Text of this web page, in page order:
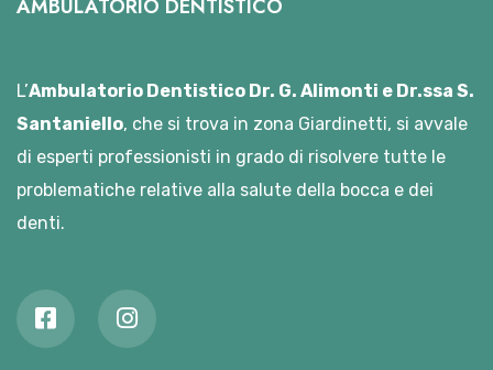
AMBULATORIO DENTISTICO
L’Ambulatorio Dentistico Dr. G. Alimonti e Dr.ssa S.
Santaniello, che si trova in zona Giardinetti, si avvale
di esperti professionisti in grado di risolvere tutte le
problematiche relative alla salute della bocca e dei
denti.